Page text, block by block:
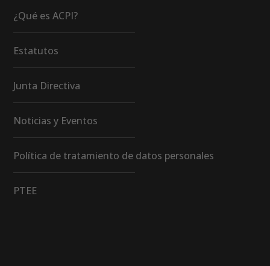
¿Qué es ACPI?
Estatutos
Junta Directiva
Noticias y Eventos
Política de tratamiento de datos personales
PTEE